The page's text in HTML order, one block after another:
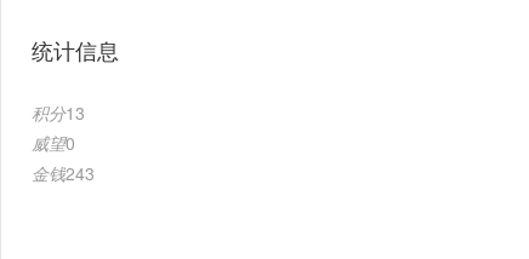
统计信息
积分13
威望0
金钱243